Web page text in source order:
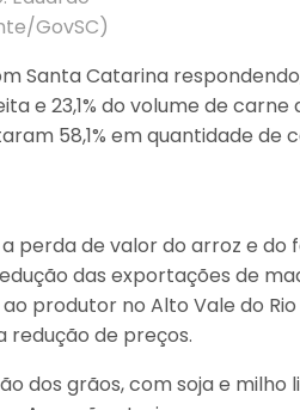
GovSC)
Catarina
e 23,1% do volume de
58,1% em quantidade de
de valor do arroz e do
das exportações de
produtor no Alto Vale do
redução de preços.
grãos, com soja e milho